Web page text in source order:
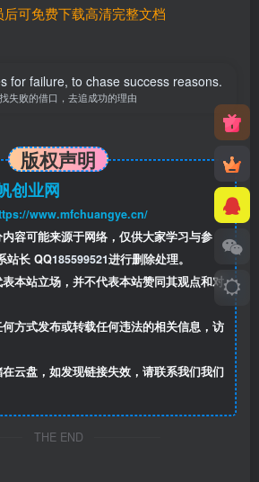
后可免费下载高清完整文档
for failure, to chase success reasons.
失败的借口，去追成功的理由
版权声明
创业网
www.mfchuangye.cn/
容可能来源于网络，仅供大家学习与参
站长 QQ185599521进行删除处理。
本站立场，并不代表本站赞同其观点和对
方式发布或转载任何违法的相关信息，访
云盘，如发现链接失效，请联系我们我们
THE END